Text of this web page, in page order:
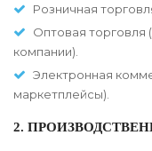
Розничная
Оптовая торговля
компании).
Электронная
маркетплейсы).
2.